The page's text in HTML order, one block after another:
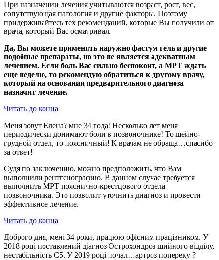
При назначении лечения учитываются возраст, рост, вес,
сопутствующая патология и другие факторы. Поэтому
придерживайтесь тех рекомендаций, которые Вы получили от
врача, который Вас осматривал.
Да, Вы можете применять наружно фастум гель и другие
подобные препараты, но это не является адекватным
лечением. Если боль Вас сильно беспокоит, а МРТ ждать
еще неделю, то рекомендую обратиться к другому врачу,
который на основании предварительного диагноза
назначит лечение.
Читать до конца
Меня зовут Елена? мне 34 года! Несколько лет меня
периодически донимают боли в позвоночнике! То шейно-
грудной отдел, то поясничный! К врачам не обраща…спасибо
за ответ!
Судя по заключению, можно предположить, что Вам
выполнили рентгенографию. В данном случае требуется
выполнить МРТ пояснично-крестцового отдела
позвоночника. Это позволит уточнить диагноз и провести
эффективное лечение.
Читать до конца
Доброго дня, мені 34 роки, працюю офісним працівником. У
2018 році поставлений діагноз Острохондроз шийного відділу,
нестабільність С5. У 2019 році почал…артроз попереку ?